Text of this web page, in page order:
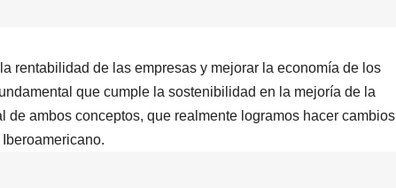
rentabilidad de las empresas y mejorar la economía de los
que cumple la sostenibilidad en la mejoría de la
ambos conceptos, que realmente logramos hacer cambios